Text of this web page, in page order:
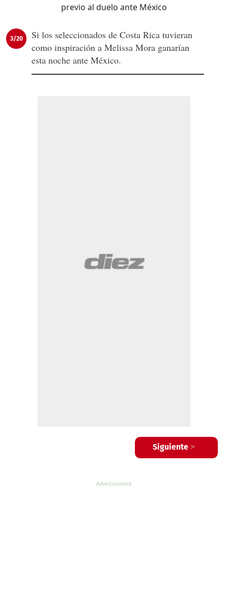
3/20
Si los seleccionados de Costa Rica tuvieran
como inspiración a Melissa Mora ganarían
esta noche ante México.
Siguiente >